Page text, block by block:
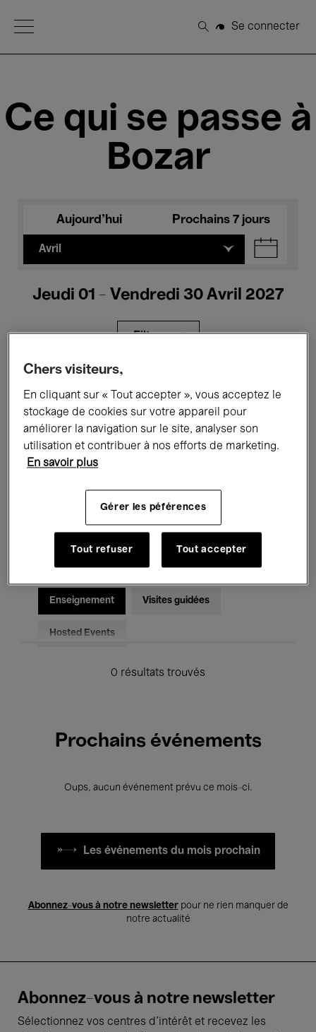
Open Menu
Rechercher
Se connecter
Ce qui se passe à
Bozar
Aujourd'hui Prochains 7 jours
Avril
Jeudi 01 - Vendredi 30 Avril 2027
Filtres
Expositions Films Performances
Rencontres & Débats Jazz
Musique électronique
Pour tous Kids’ Palace
Enseignement Visites guidées
Hosted Events
0 résultats trouvés
Prochains événements
Oups, aucun événement prévu ce mois-ci.
Les événements du mois prochain
Abonnez-vous à notre newsletterpour ne rien manquer de
notre actualité
Abonnez-vous à notre newsletter
Sélectionnez vos centres d'intérêt et recevez les
Chers visiteurs,
En cliquant sur « Tout accepter », vous acceptez le
stockage de cookies sur votre appareil pour
améliorer la navigation sur le site, analyser son
utilisation et contribuer à nos efforts de marketing.
En savoir plus
Gérer les péférences
Tout refuser Tout accepter